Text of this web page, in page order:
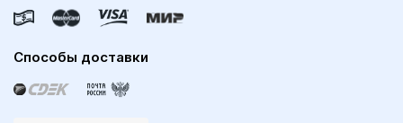
Способы доставки